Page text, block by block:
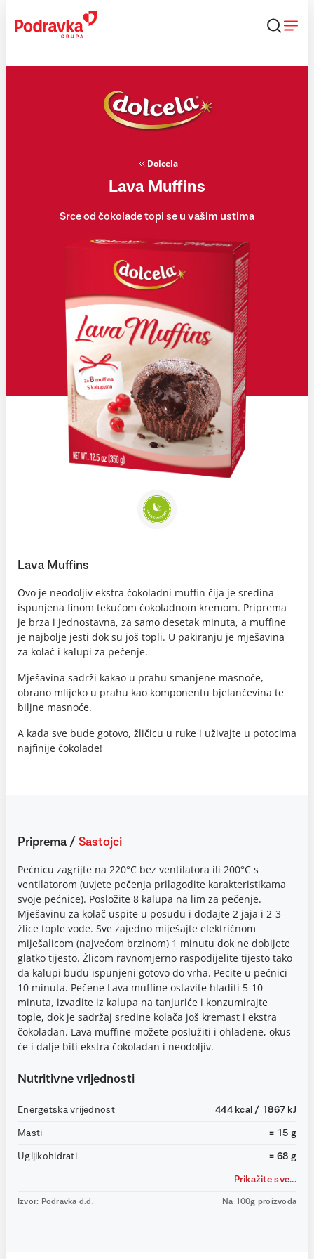
content
Dolcela
Lava Muffins
Srce od čokolade topi se u vašim ustima
Lava Muffins
Ovo je neodoljiv ekstra čokoladni muffin čija je sredina
ispunjena finom tekućom čokoladnom kremom. Priprema
je brza i jednostavna, za samo desetak minuta, a muffine
je najbolje jesti dok su još topli. U pakiranju je mješavina
za kolač i kalupi za pečenje.
Mješavina sadrži kakao u prahu smanjene masnoće,
obrano mlijeko u prahu kao komponentu bjelančevina te
biljne masnoće.
A kada sve bude gotovo, žličicu u ruke i uživajte u potocima
najfinije čokolade!
Priprema / Sastojci
Pećnicu zagrijte na 220°C bez ventilatora ili 200°C s
ventilatorom (uvjete pečenja prilagodite karakteristikama
svoje pećnice). Posložite 8 kalupa na lim za pečenje.
Mješavinu za kolač uspite u posudu i dodajte 2 jaja i 2-3
žlice tople vode. Sve zajedno miješajte električnom
miješalicom (najvećom brzinom) 1 minutu dok ne dobijete
glatko tijesto. Žlicom ravnomjerno raspodijelite tijesto tako
da kalupi budu ispunjeni gotovo do vrha. Pecite u pećnici
10 minuta. Pečene Lava muffine ostavite hladiti 5-10
minuta, izvadite iz kalupa na tanjuriće i konzumirajte
tople, dok je sadržaj sredine kolača još kremast i ekstra
čokoladan. Lava muffine možete poslužiti i ohlađene, okus
će i dalje biti ekstra čokoladan i neodoljiv.
Nutritivne vrijednosti
Energetska vrijednost 444 kcal / 1867 kJ
Masti = 15 g
Ugljikohidrati = 68 g
Prikažite sve...
Izvor: Podravka d.d. Na 100g proizvoda